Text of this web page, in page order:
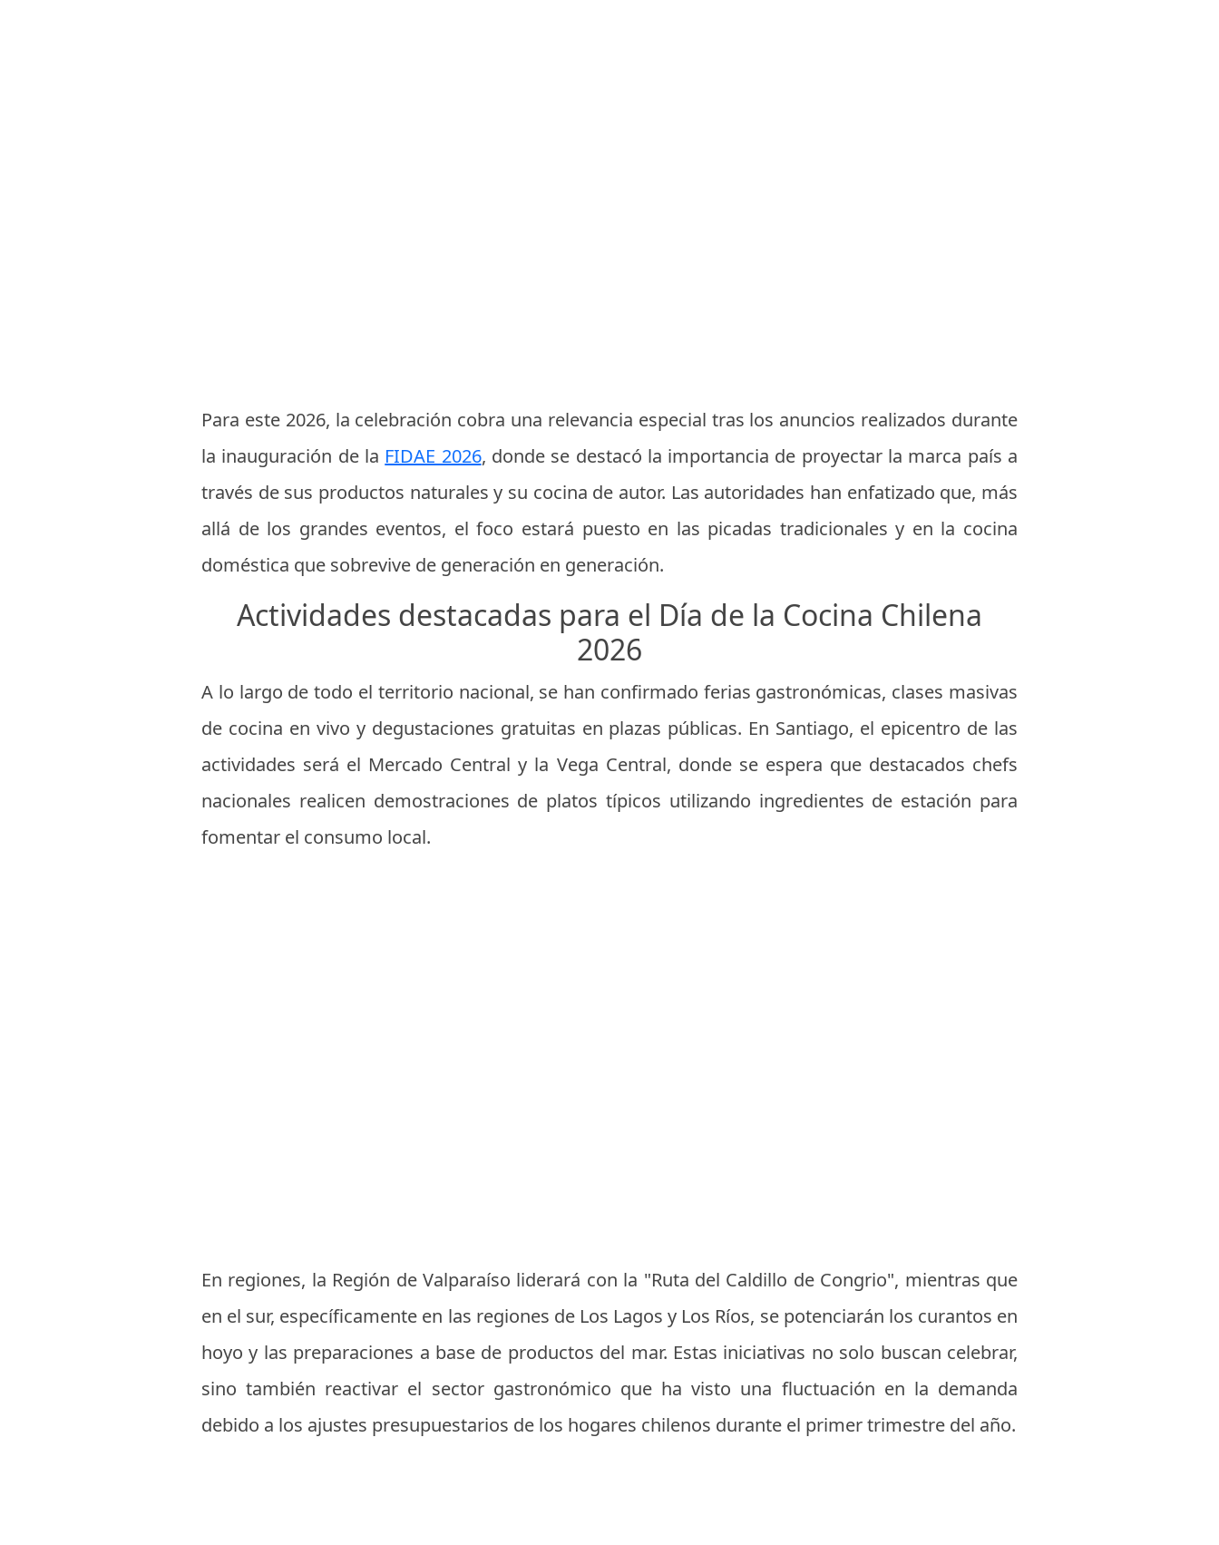
Para este 2026, la celebración cobra una relevancia especial tras los anuncios realizados durante
la inauguración de la FIDAE 2026, donde se destacó la importancia de proyectar la marca país a
través de sus productos naturales y su cocina de autor. Las autoridades han enfatizado que, más
allá de los grandes eventos, el foco estará puesto en las picadas tradicionales y en la cocina
doméstica que sobrevive de generación en generación.
Actividades destacadas para el Día de la Cocina Chilena
2026
A lo largo de todo el territorio nacional, se han confirmado ferias gastronómicas, clases masivas
de cocina en vivo y degustaciones gratuitas en plazas públicas. En Santiago, el epicentro de las
actividades será el Mercado Central y la Vega Central, donde se espera que destacados chefs
nacionales realicen demostraciones de platos típicos utilizando ingredientes de estación para
fomentar el consumo local.
En regiones, la Región de Valparaíso liderará con la "Ruta del Caldillo de Congrio", mientras que
en el sur, específicamente en las regiones de Los Lagos y Los Ríos, se potenciarán los curantos en
hoyo y las preparaciones a base de productos del mar. Estas iniciativas no solo buscan celebrar,
sino también reactivar el sector gastronómico que ha visto una fluctuación en la demanda
debido a los ajustes presupuestarios de los hogares chilenos durante el primer trimestre del año.